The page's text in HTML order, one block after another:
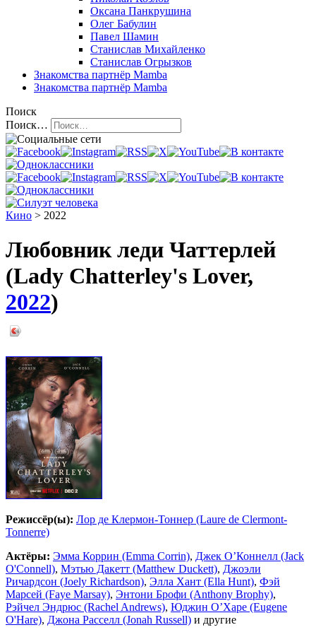
Оксана Панкрушина
Олег Бабулин
Павел Шамин
Станислав Михайленко
Станислав Огрызков
Знакомства партнёр Mamba
Знакомства партнёр Mamba
Поиск
Поиск…
Кино > 2022
Любовник леди Чаттерлей
(Lady Chatterley's Lover,
2022)
Режиссёр(ы): Лор де Клермон-Тоннер (Laure de Clermont-
Tonnerre)
Актёры: Эмма Коррин (Emma Corrin), Джек О’Коннелл (Jack
O'Connell), Мэтью Дакетт (Matthew Duckett), Джоэли
Ричардсон (Joely Richardson), Элла Хант (Ella Hunt), Фэй
Марсей (Faye Marsay), Энтони Брофи (Anthony Brophy),
Рэйчел Эндрюс (Rachel Andrews), Юджин О’Харе (Eugene
O'Hare), Джона Расселл (Jonah Russell) и другие